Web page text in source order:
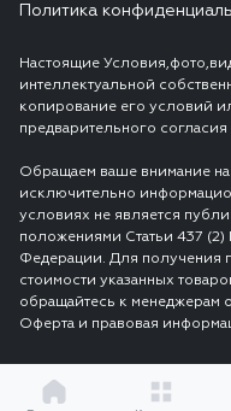
Политика
Настоящие
интеллектуальной
копирование его условий
предварительного
Обращаем ваше внимание на
исключительно
условиях не является
положениями Статьи 437 (2)
Федерации. Для получения
стоимости указанных
обращайтесь к менеджерам
Оферта и правовая